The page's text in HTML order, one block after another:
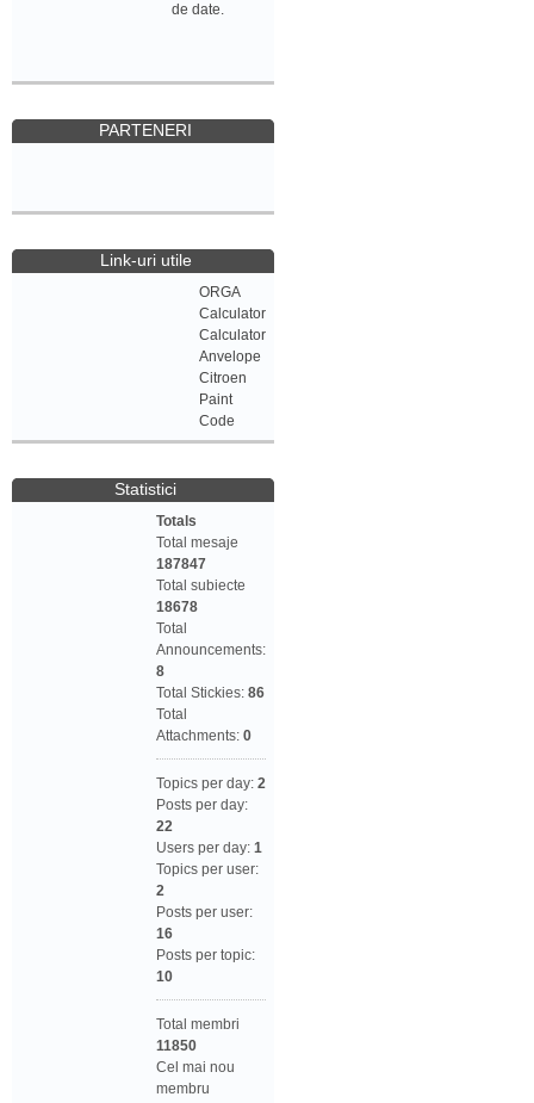
de date.
PARTENERI
Link-uri utile
ORGA
Calculator
Calculator
Anvelope
Citroen
Paint
Code
Statistici
Totals
Total mesaje
187847
Total subiecte
18678
Total
Announcements:
8
Total Stickies: 86
Total
Attachments: 0
Topics per day: 2
Posts per day:
22
Users per day: 1
Topics per user:
2
Posts per user:
16
Posts per topic:
10
Total membri
11850
Cel mai nou
membru